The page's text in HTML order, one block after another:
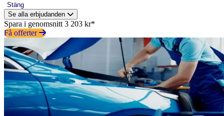
Stäng
Se alla erbjudanden
Spara i genomsnitt 3 203 kr*
Få offerter